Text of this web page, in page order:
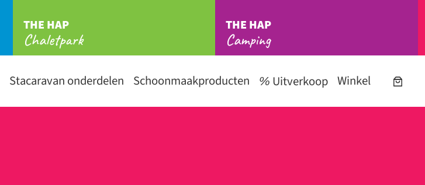
THE HAP
Chaletpark
THE HAP
Camping
Stacaravan onderdelen Schoonmaakproducten Uitverkoop Winkel